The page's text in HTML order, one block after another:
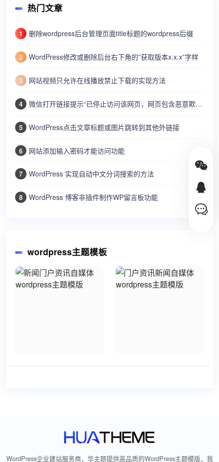
热门文章
1 删除wordpress后台管理页面title标题的wordpress后缀
2 WordPress修改或删除后台右下角的”获取版本x.x.x”字样
3 网站视频只允许在线播放禁止下载的实现方法
4 微信打开链接提示“已停止访问该网页，网页包含恶意欺诈内容…”
5 WordPress点击文章标题或图片跳转到其他外链接
6 网站添加输入密码才能访问功能
7 WordPress 实现自动中文分词搜索的方法
8 WordPress 博客非插件制作WP留言板功能
wordpress主题模板
WordPress企业建站服务商，华主题提供高品质的WordPress主题模版，我